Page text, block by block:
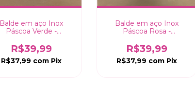
Balde em aço Inox
Páscoa Verde -
R$39,99
R$37,99 com Pix
Balde em aço Inox
Páscoa Rosa -
R$39,99
R$37,99 com Pix